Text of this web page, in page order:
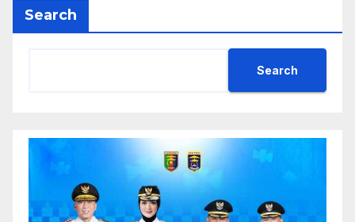
Search
Search